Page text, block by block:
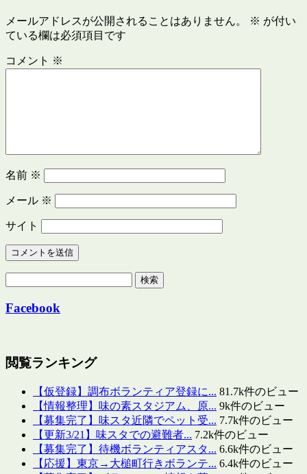
メールアドレスが公開されることはありません。 ※ が付い
ている欄は必須項目です
コメント ※
名前 ※
メール ※
サイト
Facebook
閲覧ランキング
【仮登録】調布ボランティア登録に... 81.7k件のビュー
【情報整理】味の素スタジアム、原... 9k件のビュー
【募集完了】味スタ近隣でペット受... 7.7k件のビュー
【更新3/21】味スタでの避難者... 7.2k件のビュー
【募集完了】待機ボランティアスタ... 6.6k件のビュー
【応援】東京→大槌町行きボランテ... 6.4k件のビュー